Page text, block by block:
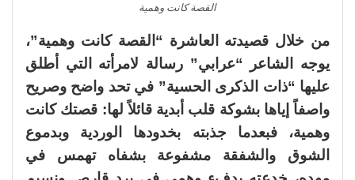
القصة كانت وهمية
من خلال قصيدته العاشرة “القصة كانت وهمية”،
يوجه الشاعر “عرابي” رسالة لامرأته التي أطلق
عليها “ذات الذكرى الحسية” في تحد واضح وصريح
واصفاً إياها بشوكة قلب أبدية قائلاً لها: قصتك كانت
وهمية، فبعدما جذبته بخدودها الوردية وبدموع
الشوق والشفقة مشفوعة بشفاه تهمس في